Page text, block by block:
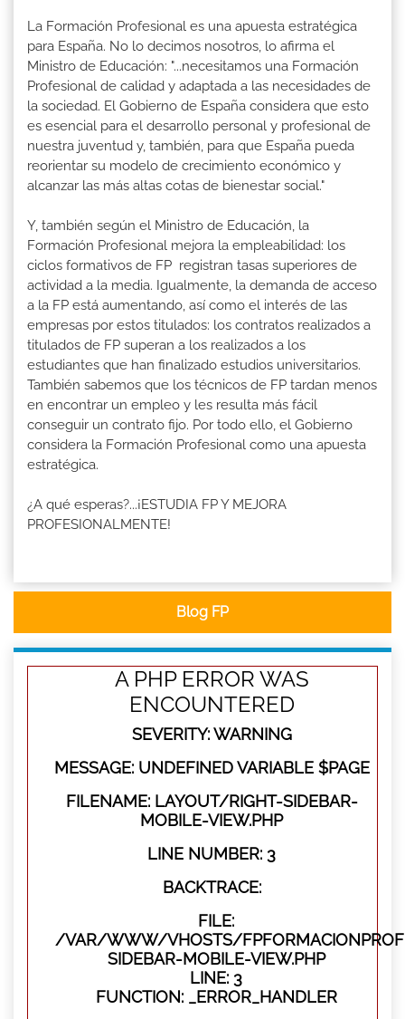
La Formación Profesional es una apuesta estratégica
para España. No lo decimos nosotros, lo afirma el
Ministro de Educación: "...necesitamos una Formación
Profesional de calidad y adaptada a las necesidades de
la sociedad. El Gobierno de España considera que esto
es esencial para el desarrollo personal y profesional de
nuestra juventud y, también, para que España pueda
reorientar su modelo de crecimiento económico y
alcanzar las más altas cotas de bienestar social."
Y, también según el Ministro de Educación, la
Formación Profesional mejora la empleabilidad: los
ciclos formativos de FP registran tasas superiores de
actividad a la media. Igualmente, la demanda de acceso
a la FP está aumentando, así como el interés de las
empresas por estos titulados: los contratos realizados a
titulados de FP superan a los realizados a los
estudiantes que han finalizado estudios universitarios.
También sabemos que los técnicos de FP tardan menos
en encontrar un empleo y les resulta más fácil
conseguir un contrato fijo. Por todo ello, el Gobierno
considera la Formación Profesional como una apuesta
estratégica.
¿A qué esperas?...¡ESTUDIA FP Y MEJORA
PROFESIONALMENTE!
Blog FP
A PHP ERROR WAS
ENCOUNTERED
SEVERITY: WARNING
MESSAGE: UNDEFINED VARIABLE $PAGE
FILENAME: LAYOUT/RIGHT-SIDEBAR-
MOBILE-VIEW.PHP
LINE NUMBER: 3
BACKTRACE:
FILE:
/VAR/WWW/VHOSTS/
SIDEBAR-MOBILE-VIEW.PHP
LINE: 3
FUNCTION: _ERROR_HANDLER